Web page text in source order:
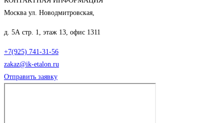
Москва ул. Новодмитровская,
д. 5А стр. 1, этаж 13, офис 1311
+7(925) 741-31-56
zakaz@ik-etalon.ru
Отправить заявку